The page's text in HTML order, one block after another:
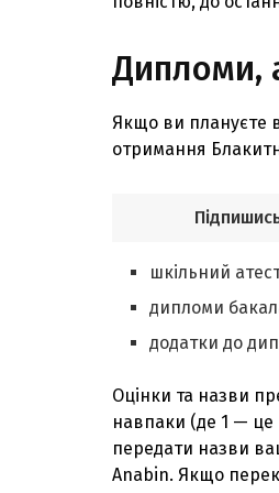
Дипломи,
Якщо ви плануєте
отримання
шкільний
дипломи
додатки до
Оцінки та назви
навпаки (де 1 — це
передати назви
Anabin. Якщо